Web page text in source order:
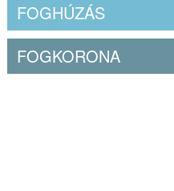
FOGHÚZÁS
FOGKORONA